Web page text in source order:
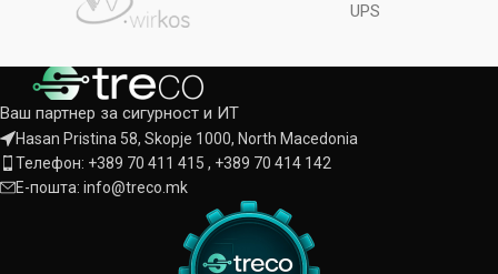
UPS
Ваш партнер за сигурност и ИТ
Hasan Pristina 58, Skopje 1000, North Macedonia
Телефон: +389 70 411 415 , +389 70 414 142
Е-пошта: info@treco.mk